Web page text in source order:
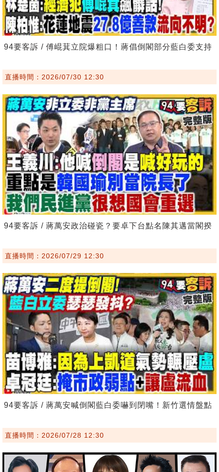
94要客訴 / 傅崐萁立院爆粗口！蔣倡倒閣部分藍白委支持
直播時間：2026/07/30 12:30
94要客訴 / 蔣萬安政治碰瓷？要卓下台點名陳其邁當閣揆
直播時間：2026/07/29 12:30
94要客訴 / 蔣萬安喊倒閣藍白委嚇到閉嘴！新竹選情盤點
直播時間：2026/07/28 12:30